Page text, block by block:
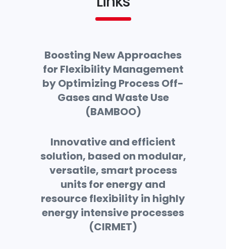
Boosting New Approaches
for Flexibility Management
by Optimizing Process Off-
Gases and Waste Use
(BAMBOO)
Innovative and efficient
solution, based on modular,
versatile, smart process
units for energy and
resource flexibility in highly
energy intensive processes
(CIRMET)